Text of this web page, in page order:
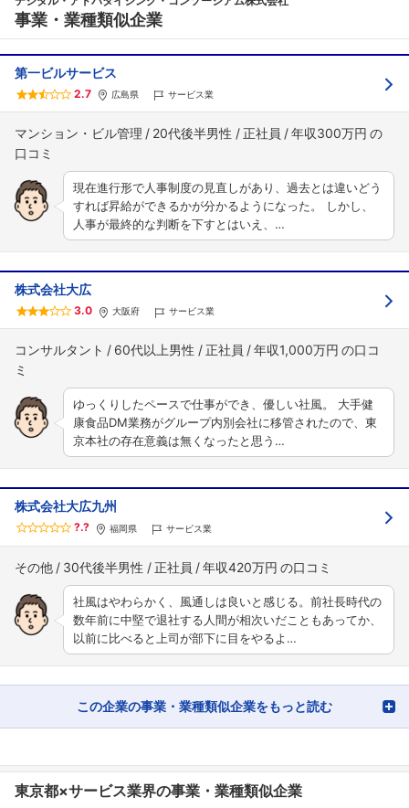
事業・業種類似企業
第一ビルサービス
2.7 広島県 サービス業
マンション・ビル管理 20代後半男性 正社員 年収300万円
現在進行形で人事制度の見直しがあり、過去とは違いどう
すれば昇給ができるかが分かるようになった。 しかし、
人事が最終的な判断を下すとはいえ、…
株式会社大広
3.0 大阪府 サービス業
コンサルタント 60代以上男性 正社員 年収1,000万円
ゆっくりしたペースで仕事ができ、優しい社風。 大手健
康食品DM業務がグループ内別会社に移管されたので、東
京本社の存在意義は無くなったと思う…
株式会社大広九州
?.? 福岡県 サービス業
その他 30代後半男性 正社員 年収420万円
社風はやわらかく、風通しは良いと感じる。前社長時代の
数年前に中堅で退社する人間が相次いだこともあってか、
以前に比べると上司が部下に目をやるよ…
この企業の事業・業種類似企業をもっと読む
東京都×サービス業界の事業・業種類似企業